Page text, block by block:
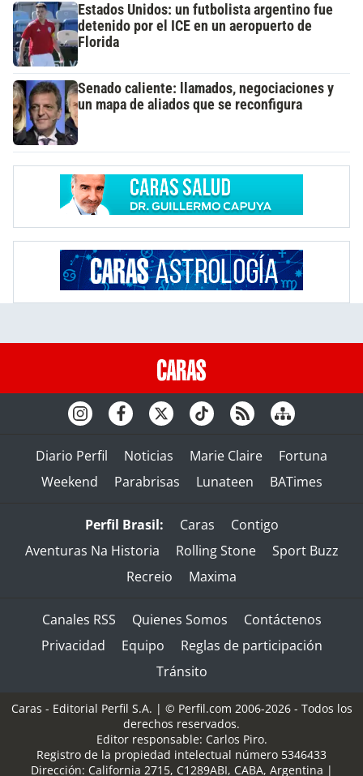
Estados Unidos: un futbolista argentino fue
detenido por el ICE en un aeropuerto de
Florida
Senado caliente: llamados, negociaciones y
un mapa de aliados que se reconfigura
Diario Perfil Noticias Marie Claire
Fortuna
Weekend
Parabrisas Lunateen BATimes
Perfil Brasil: Caras
Contigo
Aventuras Na Historia
Rolling Stone
Sport Buzz
Recreio
Maxima
Canales RSS Quienes Somos
Contáctenos
Privacidad
Equipo
Reglas de participación
Tránsito
Caras - Editorial Perfil S.A. | © Perfil.com 2006-2026 - Todos los
derechos reservados.
Editor responsable: Carlos Piro.
Registro de la propiedad intelectual número 5346433
Dirección: California 2715, C1289ABI, CABA, Argentina |